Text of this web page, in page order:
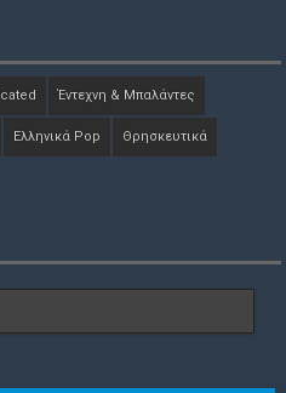
Έντεχνη & Μπαλάντες
Ελληνικά Pop Θρησκευτικά